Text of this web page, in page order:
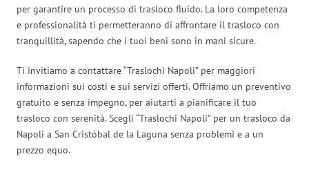
per garantire un processo di trasloco fluido. La loro competenza
e professionalità ti permetteranno di affrontare il trasloco con
tranquillità, sapendo che i tuoi beni sono in mani sicure.
Ti invitiamo a contattare “Traslochi Napoli” per maggiori
informazioni sui costi e sui servizi offerti. Offriamo un preventivo
gratuito e senza impegno, per aiutarti a pianificare il tuo
trasloco con serenità. Scegli “Traslochi Napoli” per un trasloco da
Napoli a San Cristóbal de la Laguna senza problemi e a un
prezzo equo.